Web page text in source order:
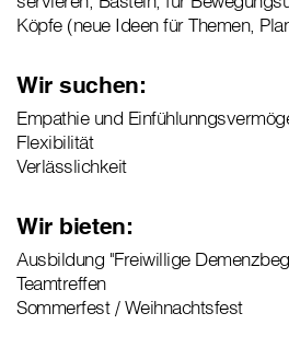
Köpfe (neue Ideen für Themen,
Wir suchen:
Empathie und
Flexibilität
Verlässlichkeit
Wir bieten:
Ausbildung "Freiwillige
Teamtreffen
Sommerfest / Weihnachtsfest